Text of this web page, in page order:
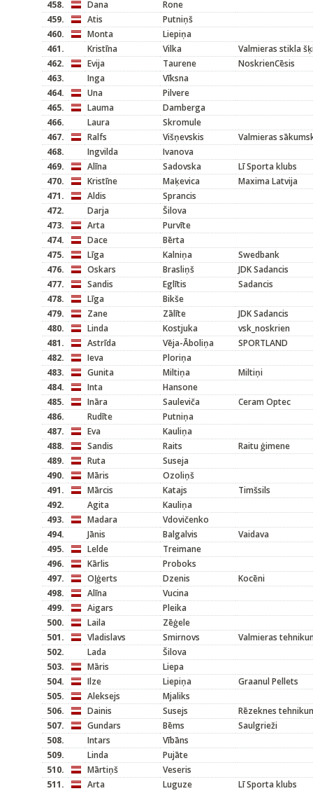
458. Dana
Rone
459.
Atis
Putniņš
460.
Monta
Liepiņa
461.
Kristīna Vilka
Valmieras stikla
462.
Evija Taurene
NoskrienCēsis
463.
Inga
Vīksna
464.
Una
Pilvere
465.
Lauma
Damberga
466.
Laura
Skromule
467.
Ralfs Višņevskis
Valmieras
468.
Ingvilda
Ivanova
469.
Alīna Sadovska
Lī Sporta klubs
470.
Kristīne Maķevica
Maxima Latvija
471.
Aldis
Sprancis
472.
Darja
Šilova
473.
Arta
Purvīte
474.
Dace
Bērta
475.
Līga Kalniņa
Swedbank
476.
Oskars Brasliņš
JDK Sadancis
477.
Sandis Eglītis
Sadancis
478.
Līga
Bikše
479.
Zane Zālīte
JDK Sadancis
480.
Linda Kostjuka
vsk_noskrien
481.
Astrīda Vēja-Āboliņa
SPORTLAND
482.
Ieva
Ploriņa
483.
Gunita Miltiņa
Miltiņi
484.
Inta
Hansone
485.
Ināra Sauleviča
Ceram Optec
486.
Rudīte
Putniņa
487.
Eva
Kauliņa
488.
Sandis Raits
Raitu ģimene
489.
Ruta
Suseja
490.
Māris
Ozoliņš
491.
Mārcis Katajs
Timšsils
492.
Agita
Kauliņa
493.
Madara
Vdovičenko
494.
Jānis Balgalvis
Vaidava
495.
Lelde
Treimane
496.
Kārlis
Proboks
497.
Oļģerts Dzenis
Kocēni
498.
Alīna
Vucina
499.
Aigars
Pleika
500.
Laila
Zēģele
501.
Vladislavs Smirnovs
Valmieras
502.
Lada
Šilova
503.
Māris
Liepa
504.
Ilze Liepiņa
Graanul Pellets
505.
Aleksejs
Mjaliks
506.
Dainis Susejs
Rēzeknes
507.
Gundars Bēms
Saulgrieži
508.
Intars
Vībāns
509.
Linda
Pujāte
510.
Mārtiņš
Veseris
511.
Arta Luguze
Lī Sporta klubs